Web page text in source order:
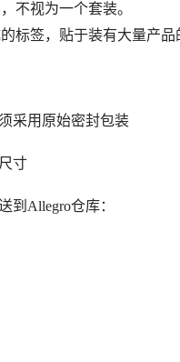
不视为一个套装。
标签，贴于装有大量产品
采用原始密封包装
寸
到Allegro仓库：